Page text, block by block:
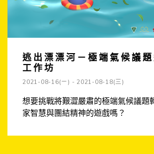
逃出漂漂河－極端氣候議
工作坊
2021-08-16(ㄧ) - 2021-08-18(三)
想要挑戰將艱澀嚴肅的極端氣候議題
家智慧與團結精神的遊戲嗎？